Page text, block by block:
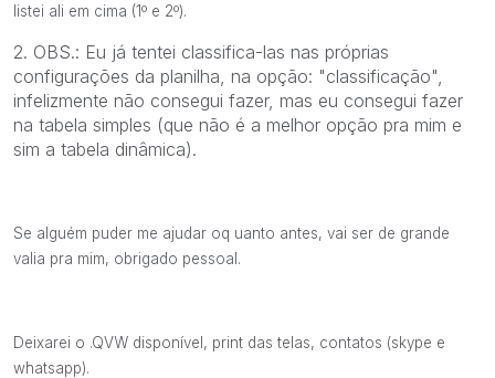
listei ali em cima (1º e 2º).
2. OBS.: Eu já tentei classifica-las nas próprias
configurações da planilha, na opção: "classificação",
infelizmente não consegui fazer, mas eu consegui fazer
na tabela simples (que não é a melhor opção pra mim e
sim a tabela dinâmica).
Se alguém puder me ajudar oq uanto antes, vai ser de grande
valia pra mim, obrigado pessoal.
Deixarei o .QVW disponível, print das telas, contatos (skype e
whatsapp).